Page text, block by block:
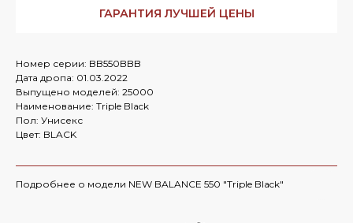
ГАРАНТИЯ ЛУЧШЕЙ ЦЕНЫ
Номер серии: BB550BBB
Дата дропа: 01.03.2022
Выпущено моделей: 25000
Наименование: Triple Black
Пол: Унисекс
Цвет: BLACK
Подробнее о модели NEW BALANCE 550 "Triple Black"